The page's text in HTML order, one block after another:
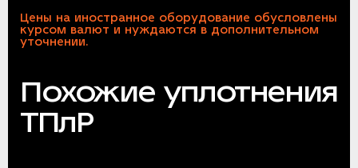
Цены на иностранное оборудование обусловлены
курсом валют и нуждаются в дополнительном
уточнении.
Похожие уплотнения
ТПлР